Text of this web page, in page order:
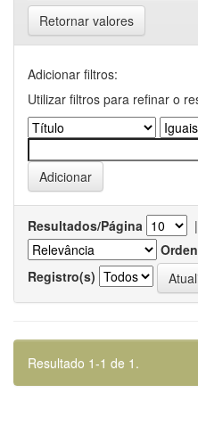
Retornar valores
Adicionar filtros:
Utilizar filtros para refinar o
Resultados/Página |
Registro(s)
Resultado 1-1 de 1.